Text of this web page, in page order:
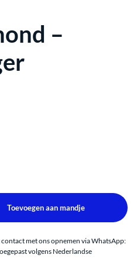
–
met ons opnemen via WhatsApp:
volgens Nederlandse